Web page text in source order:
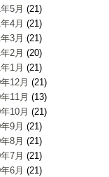
5月 (21)
4月 (21)
3月 (21)
2月 (20)
1月 (21)
12月 (21)
11月 (13)
10月 (21)
9月 (21)
8月 (21)
7月 (21)
6月 (21)